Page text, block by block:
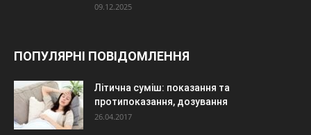
09.12.2025
ПОПУЛЯРНІ ПОВІДОМЛЕННЯ
Літична суміш: показання та
протипоказання, дозування
26.04.2017